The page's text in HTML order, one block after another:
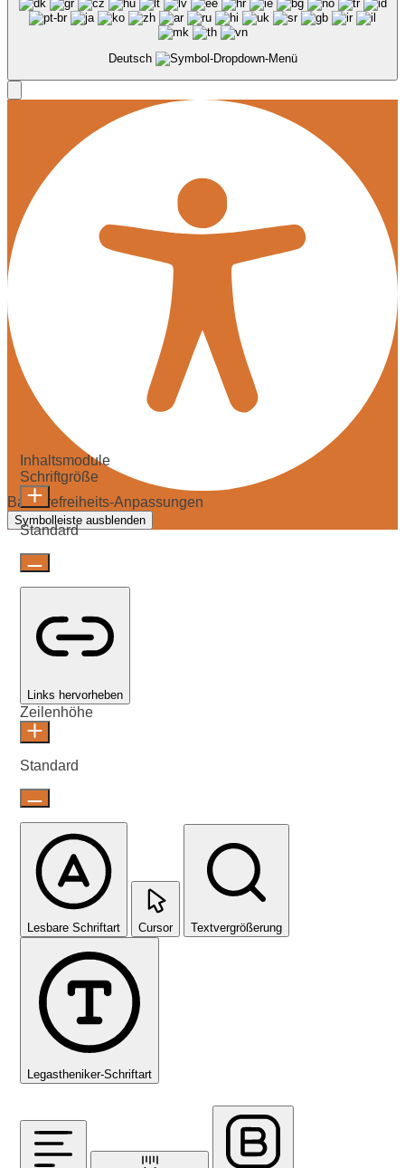
Deutsch
Barrierefreiheits-Anpassungen
Symbolleiste ausblenden
Inhaltsmodule
Schriftgröße
Standard
Links hervorheben
Zeilenhöhe
Standard
Lesbare Schriftart Cursor Textvergrößerung
Legastheniker-Schriftart